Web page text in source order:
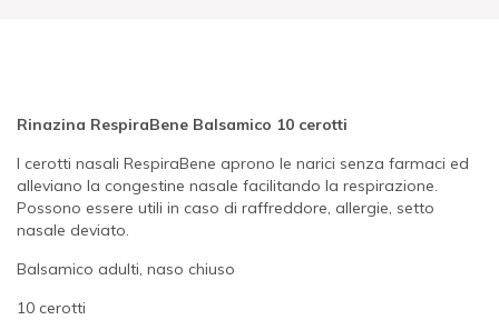
Rinazina RespiraBene Balsamico 10 cerotti
I cerotti nasali RespiraBene aprono le narici senza farmaci ed
alleviano la congestine nasale facilitando la respirazione.
Possono essere utili in caso di raffreddore, allergie, setto
nasale deviato.
Balsamico adulti, naso chiuso
10 cerotti